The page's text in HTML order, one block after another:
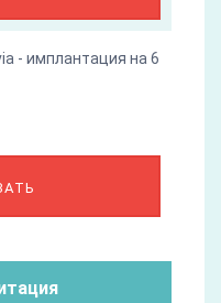
- имплантация на 6